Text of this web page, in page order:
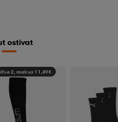
ostivat
2, maksa 11,49€